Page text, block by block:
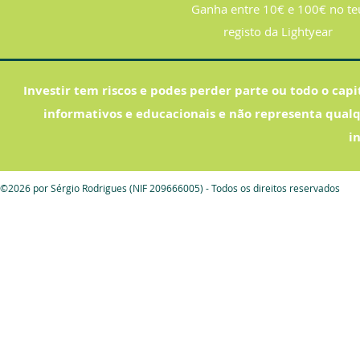
Ganha entre 10€ e 100€ no
registo da Lightyear
Investir tem riscos e podes perder parte ou todo o
informativos e educacionais e não representa
©2026 por Sérgio Rodrigues (NIF 209666005) - Todos os direitos reservados